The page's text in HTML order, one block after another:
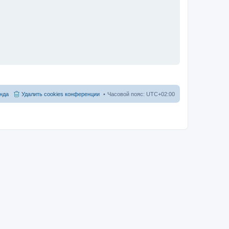
Часовой пояс: UTC+02:00
Удалить cookies конференции